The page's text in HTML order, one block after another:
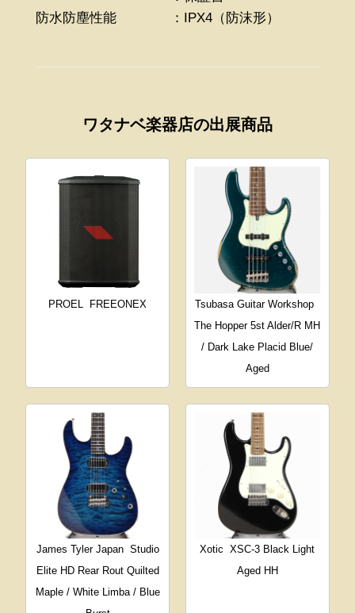
防水防塵性能 ：IPX4（防沫形）
ワタナベ楽器店の出展商品
PROEL FREEONEX
Tsubasa Guitar Workshop
The Hopper 5st Alder/R MH
/ Dark Lake Placid Blue/
Aged
James Tyler Japan Studio
Elite HD Rear Rout Quilted
Maple / White Limba / Blue
Xotic
XSC-3 Black Light
Aged HH